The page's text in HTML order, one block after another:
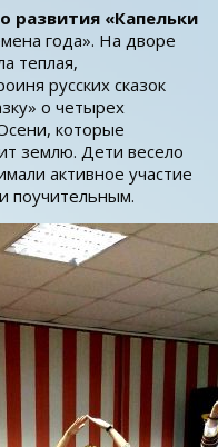
развития «Капельки
года». На дворе
теплая,
русских сказок
о четырех
которые
землю. Дети весело
активное участие
поучительным.